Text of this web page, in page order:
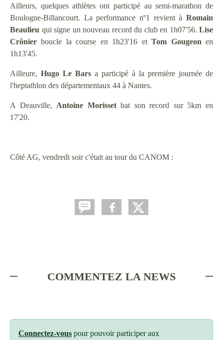
Ailleurs, quelques athlètes ont participé au semi-marathon de
Boulogne-Billancourt. La performance nº1 revient à Romain
Beaulieu qui signe un nouveau record du club en 1h07'56. Lise
Crônier boucle la course en 1h23'16 etTom Gougeon en
1h13'45.
Ailleure, Hugo Le Bars a participé à la première journée de
l'heptathlon des départementaux 44 à Nantes.
A Deauville, Antoine Morissetbat son record sur 5km en
17'20.
Côté AG, vendredi soir c'était au tour du CANOM :
COMMENTEZ LA NEWS
Connectez-vous pour pouvoir participer aux